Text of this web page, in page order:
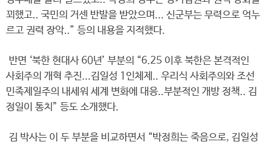
꾀했고.. 국민의 거센 반발을 받았으며... 신군부는 무력으로 억누
르고 권력 장악..” 등의 내용을 지적했다.
반면 ‘북한 현대사 60년’ 부분의 “6.25 이후 북한은 본격적인
사회주의 개혁 추진...김일성 1인체제.. 우리식 사회주의와 조선
민족제일주의 내세워 세계 변화에 대응..부분적인 개방 정책.. 김
정일이 통치” 등도 소개했다.
김 박사는 이 두 부분을 비교하면서 “박정희는 죽음으로, 김일성